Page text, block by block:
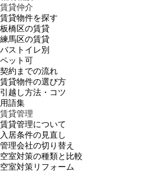
賃貸仲介
賃貸物件を探す
板橋区の賃貸
練馬区の賃貸
バストイレ別
ペット可
契約までの流れ
賃貸物件の選び方
引越し方法・コツ
用語集
賃貸管理
賃貸管理について
入居条件の見直し
管理会社の切り替え
空室対策の種類と比較
空室対策リフォーム